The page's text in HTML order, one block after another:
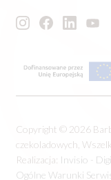
Copyright © 2026
czekoladowych,
Realizacja: Invisio -
Ogólne Warunki